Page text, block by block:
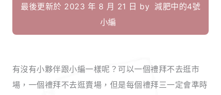
最後更新於 2023 年 8 月 21 日 by 減肥中的4號
小編
有沒有小夥伴跟小編一樣呢？可以一個禮拜不去逛市
場，一個禮拜不去逛賣場，但是每個禮拜三一定會準時